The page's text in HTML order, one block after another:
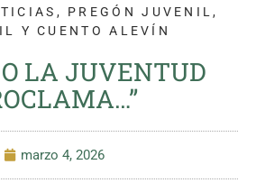
, PREGÓN JUVENIL,
Y CUENTO ALEVÍN
LA JUVENTUD
marzo 4, 2026